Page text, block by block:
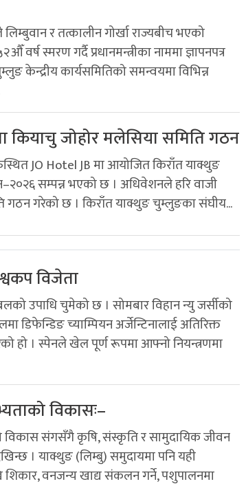
र तत्कालीन गोर्खा राज्यबीच भएको
वर्ष स्मरण गर्दै प्रधानमन्त्रीका नाममा ज्ञापनपत्र
केन्द्रीय कार्यसमितिको समन्वयमा विभिन्न
कियाचु जोहोर मलेसिया समिति गठन
JO Hotel JB मा आयोजित किराँत याक्थुङ
सम्पन्न भएको छ । अधिवेशनले हरि वाजी
गठन गरेको छ । किराँत याक्थुङ चुम्लुङका संघीय...
विजेता
उपाधि चुमेको छ । सोमबार विहान न्यु जर्सीको
च्याम्पियन अर्जेन्टिनालाई अतिरिक्त
हो । स्पेनले खेल पूर्ण रूपमा आफ्नो नियन्त्रणमा
विकासः–
संगसँगै कृषि, संस्कृति र सामुदायिक जीवन
। याक्थुङ (लिम्बु) समुदायमा पनि यही
शिकार, वनजन्य खाद्य संकलन गर्ने, पशुपालनमा